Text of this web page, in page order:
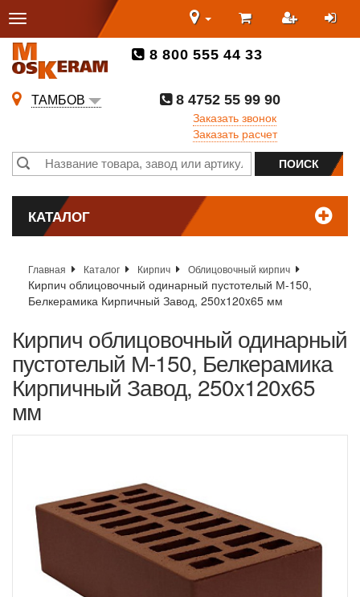
8 800 555 44 33
ТАМБОВ
8 4752 55 99 90
Заказать звонок
Заказать расчет
КАТАЛОГ
Главная Каталог Кирпич Облицовочный кирпич
Кирпич облицовочный одинарный пустотелый М-150,
Белкерамика Кирпичный Завод, 250x120x65 мм
Кирпич облицовочный одинарный
пустотелый М-150, Белкерамика
Кирпичный Завод, 250x120x65
мм